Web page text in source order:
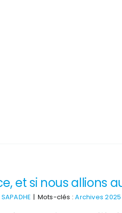
et si nous allions
SAPADHE | Mots-clés :Archives 2025